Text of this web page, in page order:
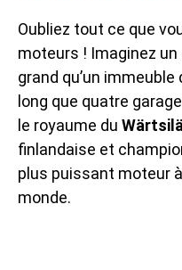
Oubliez tout ce que
moteurs ! Imaginez
grand qu’un
long que quatre
le royaume du
finlandaise et
plus puissant moteur
monde.